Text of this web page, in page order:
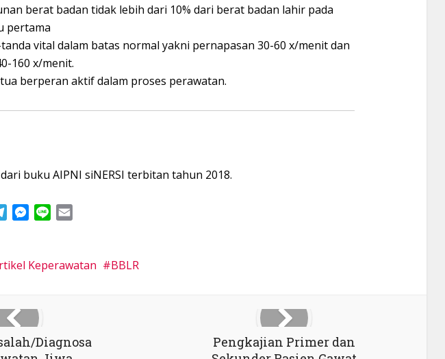
berat badan tidak lebih dari 10% dari berat badan lahir pada
pertama
vital dalam batas normal yakni pernapasan 30-60 x/menit dan
160 x/menit.
berperan aktif dalam proses perawatan.
buku AIPNI siNERSI terbitan tahun 2018.
TelegramMessenger
Line
Keperawatan BBLR
Diagnosa
Pengkajian Primer dan